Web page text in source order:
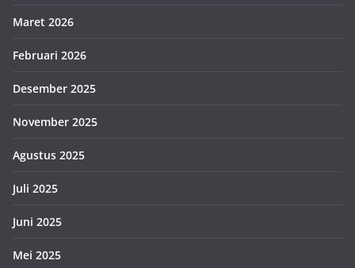
Maret 2026
Februari 2026
Desember 2025
November 2025
Agustus 2025
Juli 2025
Juni 2025
Mei 2025